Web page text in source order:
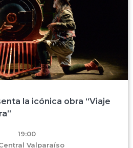
la icónica obra “Viaje
19:00
Valparaíso